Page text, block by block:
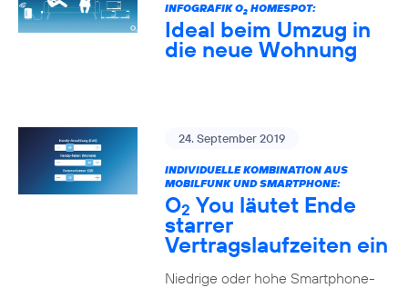
INFOGRAFIK O2HOMESPOT:
Ideal beim Umzug in
die neue Wohnung
24. September 2019
INDIVIDUELLE KOMBINATION AUS
MOBILFUNK UND SMARTPHONE:
O2 You läutet Ende
starrer
Vertragslaufzeiten ein
Niedrige oder hohe Smartphone-